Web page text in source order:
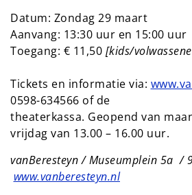
Datum: Zondag 29 maart
Aanvang: 13:30 uur en 15:00 uur
Toegang: € 11,50 [kids/
Tickets en informatie via:
0598-634566 of de
theaterkassa. Geopend van
vrijdag van 13.00 – 16.00 uur.
vanBeresteyn / Museumplein 5a /
www.vanberesteyn.nl